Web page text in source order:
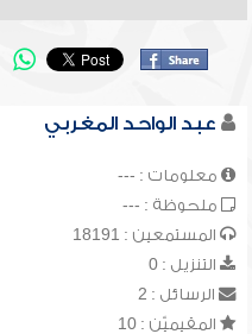
عبد الواحد المغربي
معلومات : ---
ملحوظة : ---
المستمعين : 18191
التنزيل : 0
الرسائل : 2
المقيميّن : 10